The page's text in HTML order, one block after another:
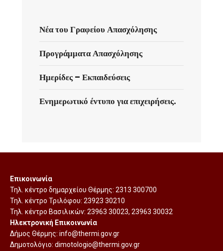
Νέα του Γραφείου Απασχόλησης
Προγράμματα Απασχόλησης
Ημερίδες – Εκπαιδεύσεις
Ενημερωτικό έντυπο για επιχειρήσεις.
Επικοινωνία
Τηλ. κέντρο δημαρχείου Θέρμης: 2313 300700
Τηλ. κέντρο Τριλόφου: 23923 30210
Τηλ. κέντρο Βασιλικών: 23963 30023, 23963 30032
Ηλεκτρονική Επικοινωνία
Δήμος Θέρμης: info@thermi.gov.gr
Δημοτολόγιο: dimotologio@thermi.gov.gr